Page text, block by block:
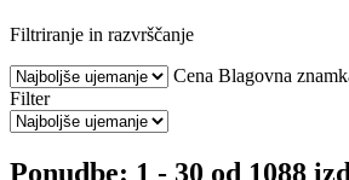
Filtriranje in razvrščanje
Cena Blagovna
Filter
Ponudbe: 1 - 30 od 1088